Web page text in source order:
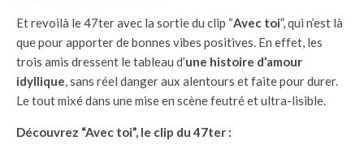
Et revoilà le 47ter avec la sortie du clip “Avec toi”, qui n’est là
que pour apporter de bonnes vibes positives. En effet, les
trois amis dressent le tableau d’une histoire d’amour
idyllique, sans réel danger aux alentours et faite pour durer.
Le tout mixé dans une mise en scène feutré et ultra-lisible.
Découvrez “Avec toi”, le clip du 47ter :